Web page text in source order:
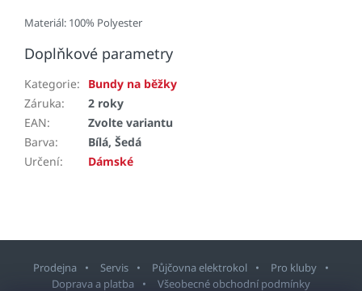
Materiál: 100% Polyester
Doplňkové parametry
Kategorie:
Bundy na běžky
Záruka:
2 roky
EAN:
Zvolte variantu
Barva:
Bílá, Šedá
Určení: Dámské
Prodejna Servis Půjčovna elektrokol
Pro kluby
Doprava a platba
Všeobecné obchodní podmínky